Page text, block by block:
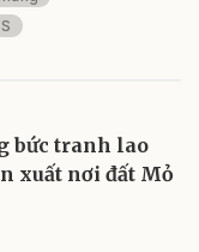
bức tranh lao
xuất nơi đất Mỏ